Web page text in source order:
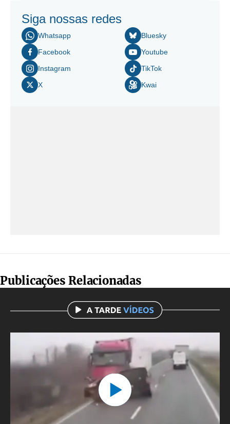
Siga nossas redes
Whatsapp
Facebook
Instagram
X
Bluesky
Youtube
TikTok
Kwai
Publicações Relacionadas